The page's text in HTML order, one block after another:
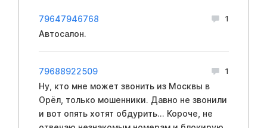
79647946768 1
Автосалон.
79688922509 1
Ну, кто мне может звонить из Москвы в
Орёл, только мошенники. Давно не звонили
и вот опять хотят обдурить... Короче, не